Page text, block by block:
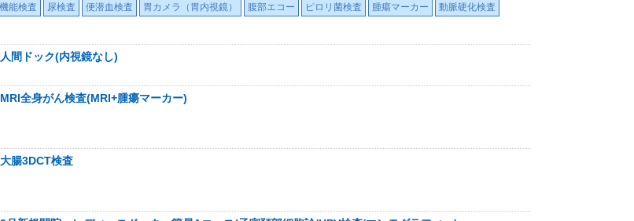
能検査 尿検査 便潜血検査 胃カメラ（胃内視鏡） 腹部エコー ピロリ菌検査 腫瘍マーカー
動脈硬化検査
間ドック(内視鏡なし)
全身がん検査(MRI+腫瘍マーカー)
腸3DCT検査